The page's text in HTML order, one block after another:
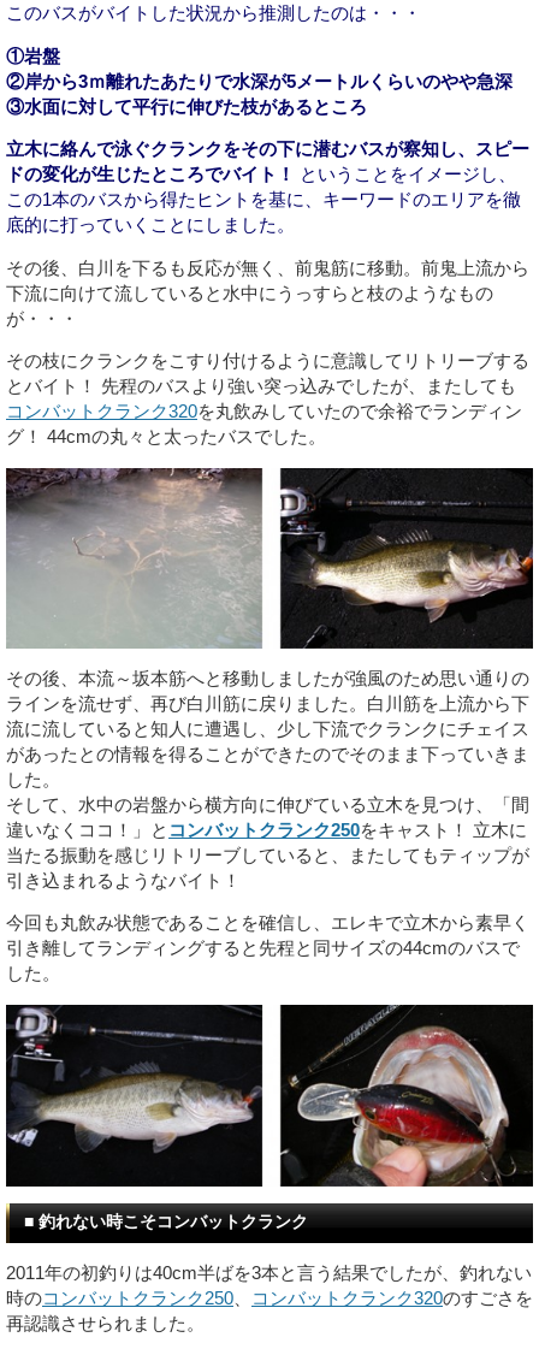
このバスがバイトした状況から推測したのは・・・
①岩盤
②岸から3ｍ離れたあたりで水深が5メートルくらいのやや急深
③水面に対して平行に伸びた枝があるところ
立木に絡んで泳ぐクランクをその下に潜むバスが察知し、スピー
ドの変化が生じたところでバイト！
ということをイメージし、
この1本のバスから得たヒントを基に、キーワードのエリアを徹
底的に打っていくことにしました。
その後、白川を下るも反応が無く、前鬼筋に移動。前鬼上流から
下流に向けて流していると水中にうっすらと枝のようなもの
が・・・
その枝にクランクをこすり付けるように意識してリトリーブする
とバイト！ 先程のバスより強い突っ込みでしたが、またしても
コンバットクランク320を丸飲みしていたので余裕でランディン
グ！ 44cmの丸々と太ったバスでした。
その後、本流～坂本筋へと移動しましたが強風のため思い通りの
ラインを流せず、再び白川筋に戻りました。白川筋を上流から下
流に流していると知人に遭遇し、少し下流でクランクにチェイス
があったとの情報を得ることができたのでそのまま下っていきま
した。
そして、水中の岩盤から横方向に伸びている立木を見つけ、「間
違いなくココ！」と コンバットクランク250をキャスト！ 立木に
当たる振動を感じリトリーブしていると、またしてもティップが
引き込まれるようなバイト！
今回も丸飲み状態であることを確信し、エレキで立木から素早く
引き離してランディングすると先程と同サイズの44cmのバスで
した。
■ 釣れない時こそコンバットクランク
2011年の初釣りは40cm半ばを3本と言う結果でしたが、釣れない
時のコンバットクランク250 コンバットクランク320のすごさを
再認識させられました。